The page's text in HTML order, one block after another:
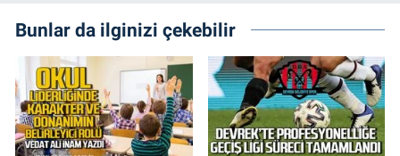
Bunlar da ilginizi çekebilir